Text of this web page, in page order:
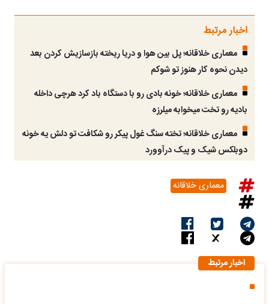
اخبار مرتبط
معماری خلاقانه؛ پل بین هوا و دریا ریخته بازسازیش کردن بعد
دیدن نحوه کار هنوز تو شوکم
معماری خلاقانه؛ خونه بادی رو با دستگاه باد کرد هرچی داخله
بادیه رو تخت میخوابه میلرزه
معماری خلاقانه؛ تخته سنگ غول پیکر رو شکافت تو دلش یه خونه
دوبلکس شیک و پیک درآوورد
معماری خلاقانه
اخبار مرتبط